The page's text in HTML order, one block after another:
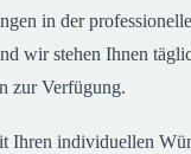
in der
wir stehen Ihnen
zur Verfügung.
Ihren individuellen